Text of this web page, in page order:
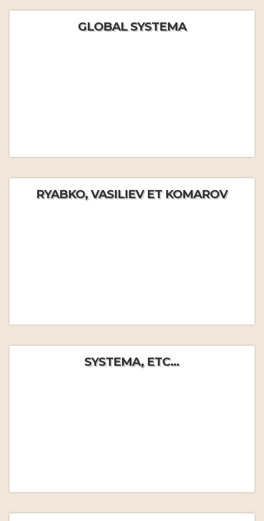
GLOBAL SYSTEMA
RYABKO, VASILIEV ET KOMAROV
SYSTEMA, ETC...